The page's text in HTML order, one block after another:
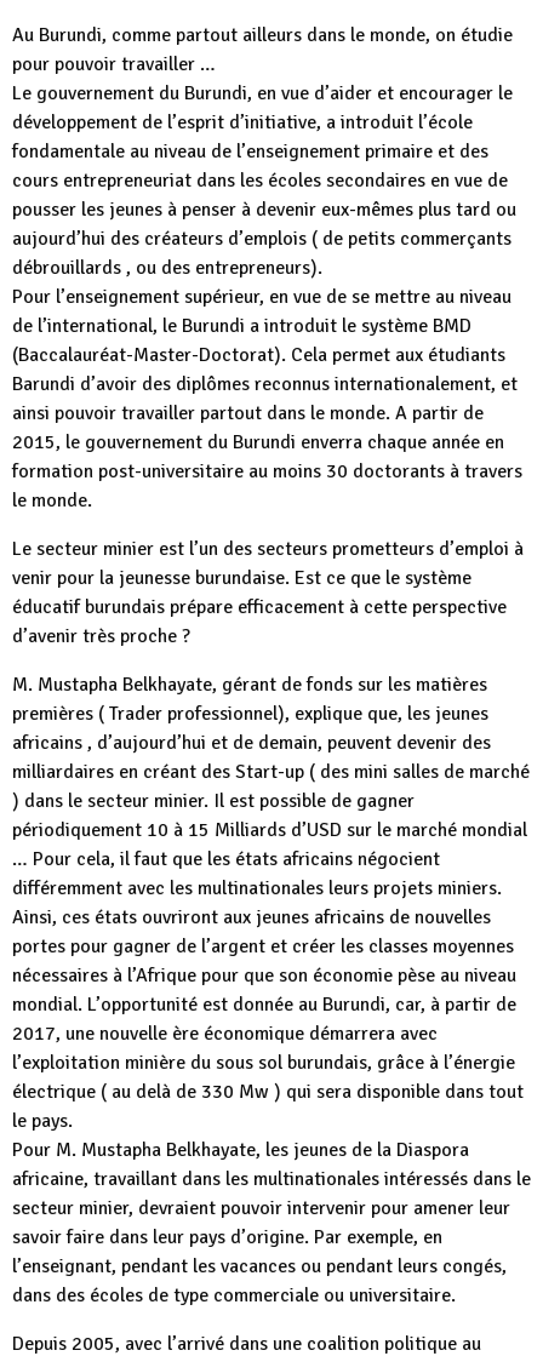
Au Burundi, comme partout ailleurs dans le monde, on étudie
pour pouvoir travailler …
Le gouvernement du Burundi, en vue d’aider et encourager le
développement de l’esprit d’initiative, a introduit l’école
fondamentale au niveau de l’enseignement primaire et des
cours entrepreneuriat dans les écoles secondaires en vue de
pousser les jeunes à penser à devenir eux-mêmes plus tard ou
aujourd’hui des créateurs d’emplois ( de petits commerçants
débrouillards , ou des entrepreneurs).
Pour l’enseignement supérieur, en vue de se mettre au niveau
de l’international, le Burundi a introduit le système BMD
(Baccalauréat-Master-Doctorat). Cela permet aux étudiants
Barundi d’avoir des diplômes reconnus internationalement, et
ainsi pouvoir travailler partout dans le monde. A partir de
2015, le gouvernement du Burundi enverra chaque année en
formation post-universitaire au moins 30 doctorants à travers
le monde.
Le secteur minier est l’un des secteurs prometteurs d’emploi à
venir pour la jeunesse burundaise. Est ce que le système
éducatif burundais prépare efficacement à cette perspective
d’avenir très proche ?
M. Mustapha Belkhayate, gérant de fonds sur les matières
premières ( Trader professionnel), explique que, les jeunes
africains , d’aujourd’hui et de demain, peuvent devenir des
milliardaires en créant des Start-up ( des mini salles de marché
) dans le secteur minier. Il est possible de gagner
périodiquement 10 à 15 Milliards d’USD sur le marché mondial
… Pour cela, il faut que les états africains négocient
différemment avec les multinationales leurs projets miniers.
Ainsi, ces états ouvriront aux jeunes africains de nouvelles
portes pour gagner de l’argent et créer les classes moyennes
nécessaires à l’Afrique pour que son économie pèse au niveau
mondial. L’opportunité est donnée au Burundi, car, à partir de
2017, une nouvelle ère économique démarrera avec
l’exploitation minière du sous sol burundais, grâce à l’énergie
électrique ( au delà de 330 Mw ) qui sera disponible dans tout
le pays.
Pour M. Mustapha Belkhayate, les jeunes de la Diaspora
africaine, travaillant dans les multinationales intéressés dans le
secteur minier, devraient pouvoir intervenir pour amener leur
savoir faire dans leur pays d’origine. Par exemple, en
l’enseignant, pendant les vacances ou pendant leurs congés,
dans des écoles de type commerciale ou universitaire.
Depuis 2005, avec l’arrivé dans une coalition politique au